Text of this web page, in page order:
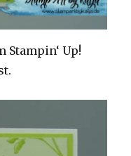
Stampin‘ Up!